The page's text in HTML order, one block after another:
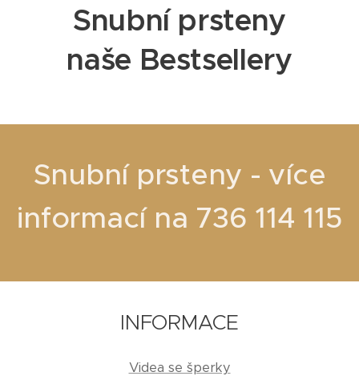
Snubní prsteny
naše Bestsellery
Snubní prsteny - více
informací na 736 114 115
INFORMACE
Videa se šperky